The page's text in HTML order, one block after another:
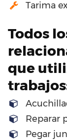
Tarima
Todos
que
Reparar
Pegar